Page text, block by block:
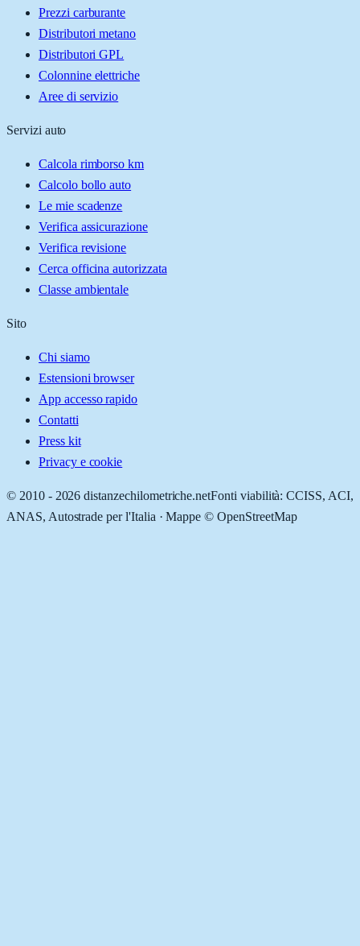
Prezzi carburante
Distributori metano
Distributori GPL
Colonnine elettriche
Aree di servizio
Servizi auto
Calcola rimborso km
Calcolo bollo auto
Le mie scadenze
Verifica assicurazione
Verifica revisione
Cerca officina autorizzata
Classe ambientale
Sito
Chi siamo
Estensioni browser
App accesso rapido
Contatti
Press kit
Privacy e cookie
© 2010 - 2026 distanzechilometriche.netFonti viabilità: CCISS, ACI,
ANAS, Autostrade per l'Italia · Mappe © OpenStreetMap